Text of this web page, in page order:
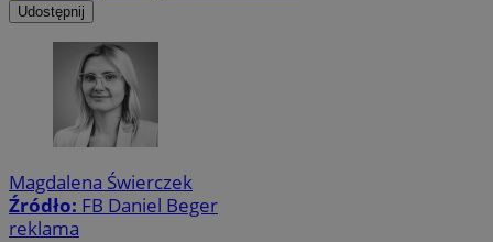
Udostępnij
Magdalena Świerczek
Źródło: FB Daniel Beger
reklama